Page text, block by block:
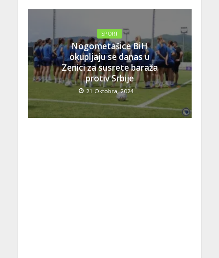
SPORT
Nogometašice BiH
okupljaju se danas u
Zenici za susrete baraža
protiv Srbije
21 Oktobra, 2024